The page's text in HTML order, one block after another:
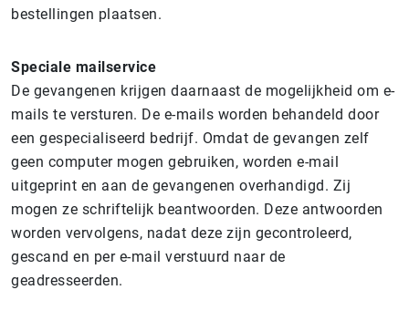
bestellingen plaatsen.
Speciale mailservice
De gevangenen krijgen daarnaast de mogelijkheid om e-
mails te versturen. De e-mails worden behandeld door
een gespecialiseerd bedrijf. Omdat de gevangen zelf
geen computer mogen gebruiken, worden e-mail
uitgeprint en aan de gevangenen overhandigd. Zij
mogen ze schriftelijk beantwoorden. Deze antwoorden
worden vervolgens, nadat deze zijn gecontroleerd,
gescand en per e-mail verstuurd naar de
geadresseerden.